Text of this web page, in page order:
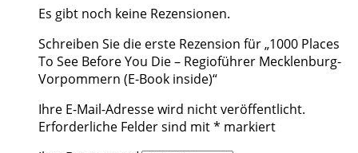
Es gibt noch keine Rezensionen.
Schreiben Sie die erste Rezension für „1000 Places
To See Before You Die – Regioführer Mecklenburg-
Vorpommern (E-Book inside)“
Ihre E-Mail-Adresse wird nicht veröffentlicht.
Erforderliche Felder sind mit* markiert